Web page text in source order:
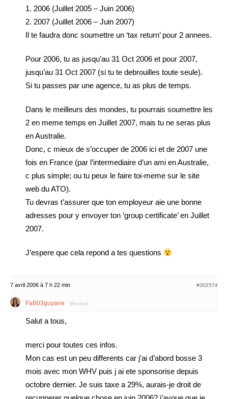
1. 2006 (Juillet 2005 – Juin 2006)
2. 2007 (Juillet 2006 – Juin 2007)
Il te faudra donc soumettre un ‘tax return’ pour 2 annees.
Pour 2006, tu as jusqu’au 31 Oct 2006 et pour 2007,
jusqu’au 31 Oct 2007 (si tu te debrouilles toute seule).
Si tu passes par une agence, tu as plus de temps.
Dans le meilleurs des mondes, tu pourrais soumettre les
2 en meme temps en Juillet 2007, mais tu ne seras plus
en Australie.
Donc, c mieux de s’occuper de 2006 ici et de 2007 une
fois en France (par l’intermediaire d’un ami en Australie,
c plus simple; ou tu peux le faire toi-meme sur le site
web du ATO).
Tu devras t’assurer que ton employeur aie une bonne
adresses pour y envoyer ton ‘group certificate’ en Juillet
2007.
J’espere que cela repond a tes questions
7 avril 2006 à 7 h 22 min #302574
FaB03guyane Membre
Salut a tous,
merci pour toutes ces infos.
Mon cas est un peu differents car j’ai d’abord bosse 3
mois avec mon WHV puis j ai ete sponsorise depuis
octobre dernier. Je suis taxe a 29%, aurais-je droit de